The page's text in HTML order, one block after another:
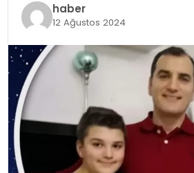
haber
12 Ağustos 2024